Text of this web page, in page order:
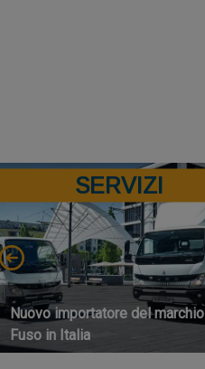
SERVIZI
Nuovo importatore del marchio
Fuso in Italia